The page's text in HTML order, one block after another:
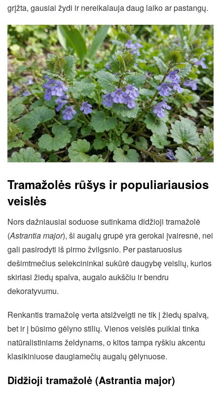
grįžta, gausiai žydi ir nereikalauja daug laiko ar pastangų.
Tramažolės rūšys ir populiariausios
veislės
Nors dažniausiai soduose sutinkama didžioji tramažolė
(Astrantia major), ši augalų grupė yra gerokai įvairesnė, nei
gali pasirodyti iš pirmo žvilgsnio. Per pastaruosius
dešimtmečius selekcininkai sukūrė daugybę veislių, kurios
skiriasi žiedų spalva, augalo aukščiu ir bendru
dekoratyvumu.
Renkantis tramažolę verta atsižvelgti ne tik į žiedų spalvą,
bet ir į būsimo gėlyno stilių. Vienos veislės puikiai tinka
natūralistiniams želdynams, o kitos tampa ryškiu akcentu
klasikiniuose daugiamečių augalų gėlynuose.
Didžioji tramažolė (Astrantia major)